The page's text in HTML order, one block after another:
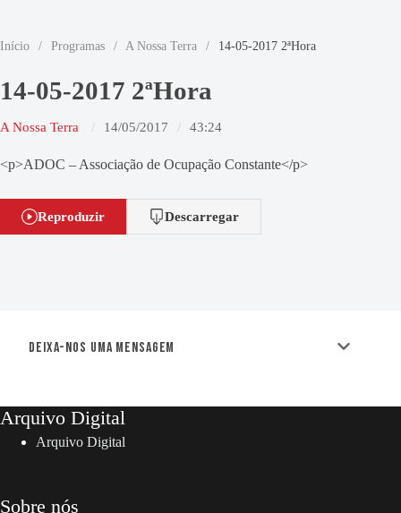
Início / Programas / A Nossa Terra / 14-05-2017 2ªHora
14-05-2017 2ªHora
A Nossa Terra 14/05/2017 43:24
<p>ADOC – Associação de Ocupação Constante</p>
Reproduzir Descarregar
Deixa-nos uma mensagem
Arquivo Digital
Arquivo Digital
Sobre nós